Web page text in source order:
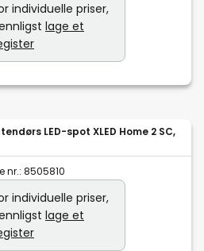
individuelle priser,
lage et
LED-spot XLED Home 2 SC,
nr.: 8505810
individuelle priser,
lage et